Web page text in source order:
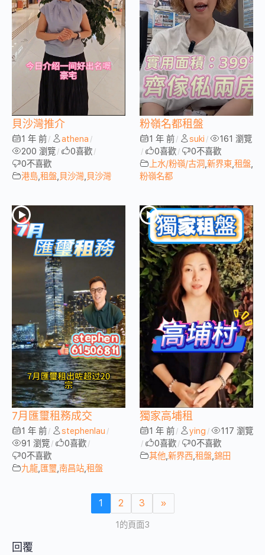
貝沙灣推介
1 年 前 / athena /
200 瀏覽 / 0喜歡 /
0不喜歡
港島 租盤 貝沙灣 貝沙灣
粉嶺名都租盤
1 年 前 / suki / 161 瀏覽
/ 0喜歡 / 0不喜歡
上水/粉嶺/古洞 新界東 租盤
粉嶺名都
7月匯璽租務成交
1 年 前 / stephenlau /
91 瀏覽 / 0喜歡 /
0不喜歡
九龍 匯璽 南昌站 租盤
獨家高埔租
1 年 前 / ying / 117 瀏覽
/ 0喜歡 / 0不喜歡
其他 新界西 租盤 錦田
1 2 3 »
1的頁面3
回覆